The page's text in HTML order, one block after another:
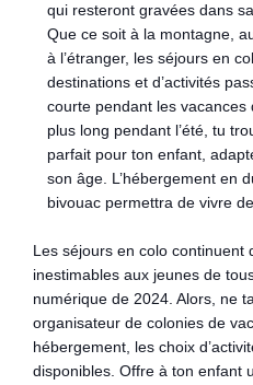
qui resteront gravées dans
Que ce soit à la montagne,
à l’étranger, les séjours en
destinations et d’activités
courte pendant les
plus long pendant l’été, tu
parfait pour ton enfant,
son âge. L’hébergement en
bivouac permettra de vivre
Les séjours en colo continuent
inestimables aux jeunes de
numérique de 2024. Alors, ne
organisateur de colonies de
hébergement, les choix
disponibles. Offre à ton enfant